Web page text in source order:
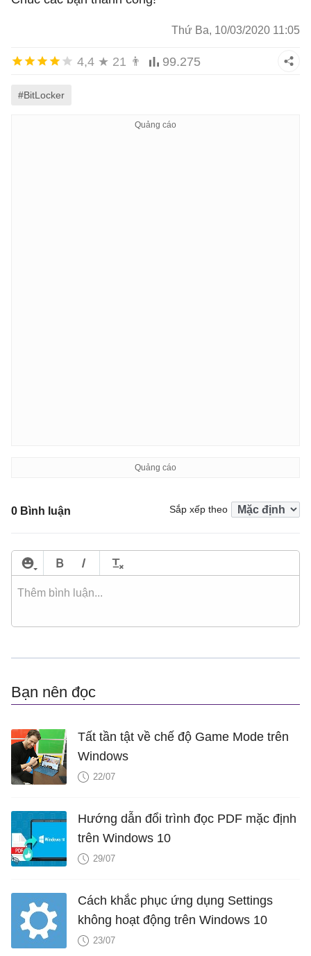
Thứ Ba, 10/03/2020 11:05
4,4 ★ 21 👨 99.275
#BitLocker
0 Bình luận Sắp xếp theo
Bạn nên đọc
Tất tần tật về chế độ Game Mode trên
Windows
22/07
Hướng dẫn đổi trình đọc PDF mặc định
trên Windows 10
29/07
Cách khắc phục ứng dụng Settings
không hoạt động trên Windows 10
23/07